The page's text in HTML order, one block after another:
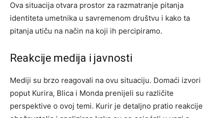
Ova situacija otvara prostor za razmatranje pitanja
identiteta umetnika u savremenom društvu i kako ta
pitanja utiču na način na koji ih percipiramo.
Reakcije medija i javnosti
Mediji su brzo reagovali na ovu situaciju. Domaći izvori
poput Kurira, Blica i Monda prenijeli su različite
perspektive o ovoj temi. Kurir je detaljno pratio reakcije